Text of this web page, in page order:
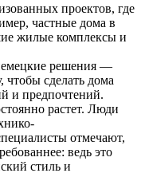
проектов, где
частные дома в
жилые комплексы и
решения —
сделать дома
и предпочтений.
растет. Люди
отмечают,
ведь это
стиль и